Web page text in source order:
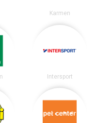
Karmen
Intersport